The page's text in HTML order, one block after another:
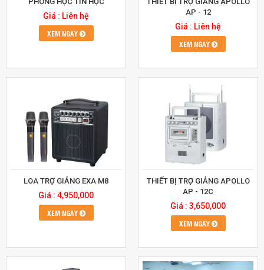
Giá : Liên hệ
XEM NGAY
AP - 12
Giá : Liên hệ
XEM NGAY
LOA TRỢ GIẢNG EXA M8
Giá : 4,950,000
XEM NGAY
THIẾT BỊ TRỢ GIẢNG APOLLO
AP - 12C
Giá : 3,650,000
XEM NGAY